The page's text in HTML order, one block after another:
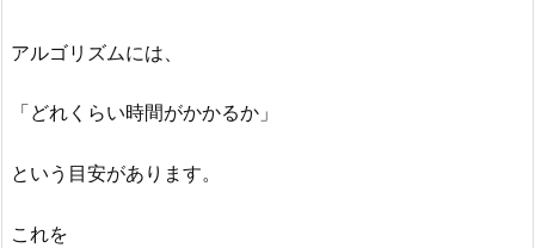
アルゴリズムには、
「どれくらい時間がかかるか」
という目安があります。
これを